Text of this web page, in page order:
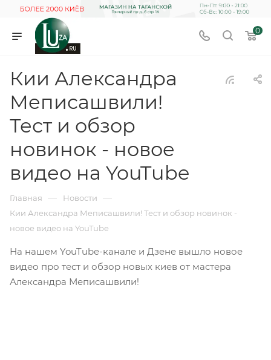
0
Кии Александра
Меписашвили!
Тест и обзор
новинок - новое
видео на YouTube
Главная — Новости —
Кии Александра Меписашвили! Тест и обзор новинок -
новое видео на YouTube
На нашем YouTube-канале и Дзене вышло новое
видео про тест и обзор новых киев от мастера
Александра Меписашвили!